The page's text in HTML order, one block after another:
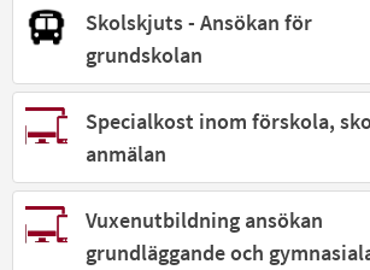
Skolskjuts - Ansökan för
grundskolan
Specialkost inom förskola,
anmälan
Vuxenutbildning ansökan
grundläggande och